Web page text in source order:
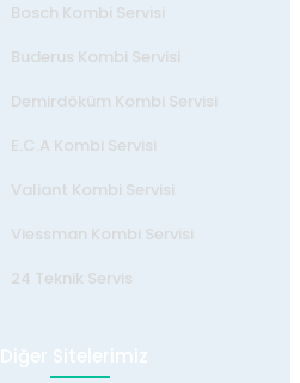
Bosch Kombi Servisi
Buderus Kombi Servisi
Demirdöküm Kombi Servisi
E.C.A Kombi Servisi
Valiant Kombi Servisi
Viessman Kombi Servisi
24 Teknik Servis
Diğer Sitelerimiz